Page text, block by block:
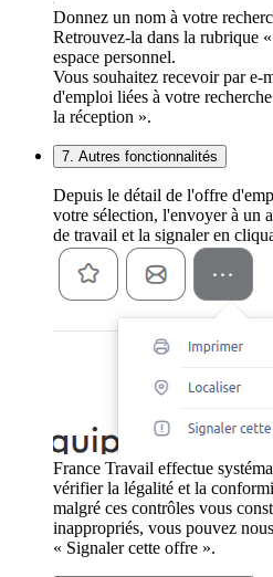
Donnez un nom à votre
Retrouvez-la dans la rubrique
espace personnel.
Vous souhaitez recevoir par e-
d'emploi liées à votre
la réception ».
7. Autres fonctionnalités
Depuis le détail de l'offre
votre sélection, l'envoyer à un
de travail et la signaler en
France Travail effectue
vérifier la légalité et la
malgré ces contrôles vous
inappropriés, vous pouvez
« Signaler cette offre ».